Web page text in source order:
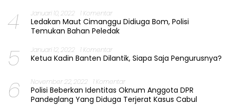
4 Januari 10, 2022 1 Komentar
Ledakan Maut Cimanggu Didiuga Bom, Polisi
Temukan Bahan Peledak
5 Januari 12, 2022 1 Komentar
Ketua Kadin Banten Dilantik, Siapa Saja Pengurusnya?
6 November 22, 2022 1 Komentar
Polisi Beberkan Identitas Oknum Anggota DPR
Pandeglang Yang Diduga Terjerat Kasus Cabul